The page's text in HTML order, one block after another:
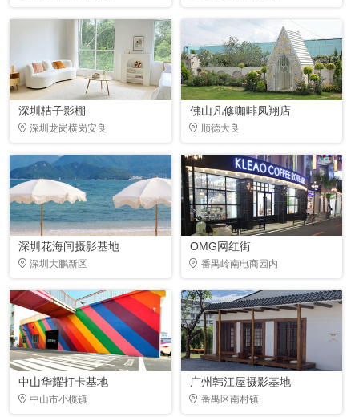
深圳桔子影棚
深圳龙岗横岗安良
佛山凡修咖啡凤翔店
顺德大良
深圳花海间摄影基地
深圳大鹏新区
OMG网红街
番禺岭南电商园内
中山华耀打卡基地
中山市小榄镇
广州韩江屋摄影基地
番禺区南村镇